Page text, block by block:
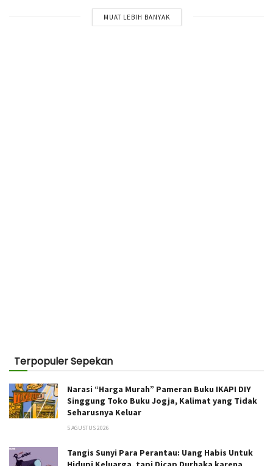
MUAT LEBIH BANYAK
Terpopuler Sepekan
Narasi “Harga Murah” Pameran Buku IKAPI DIY
Singgung Toko Buku Jogja, Kalimat yang Tidak
Seharusnya Keluar
5 AGUSTUS 2026
Tangis Sunyi Para Perantau: Uang Habis Untuk